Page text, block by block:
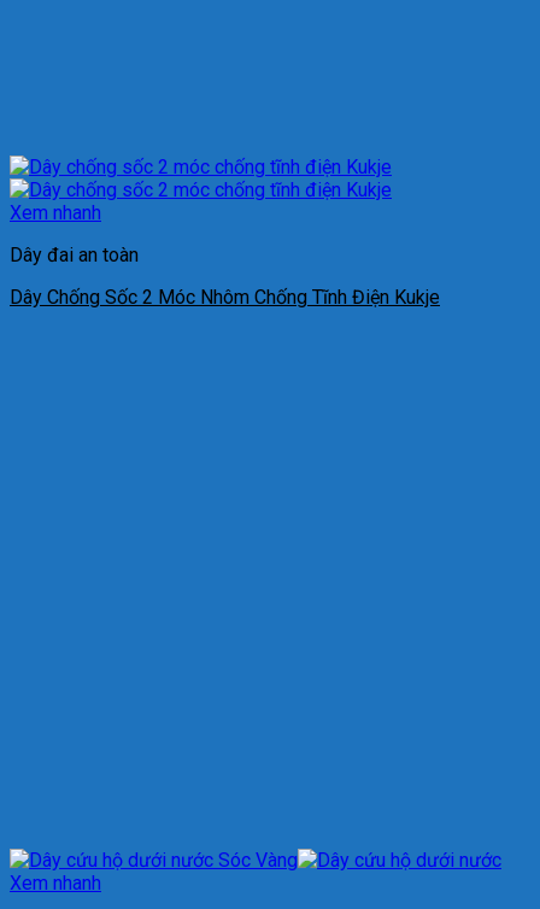
Xem nhanh
Dây đai an toàn
Dây Chống Sốc 2 Móc Nhôm Chống Tĩnh Điện Kukje
Xem nhanh